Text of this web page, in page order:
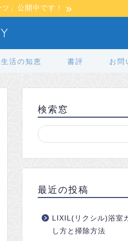
」公開中です！
生活の知恵 書評 お問
検索窓
最近の投稿
LIXIL(リクシル)浴室
し方と掃除方法